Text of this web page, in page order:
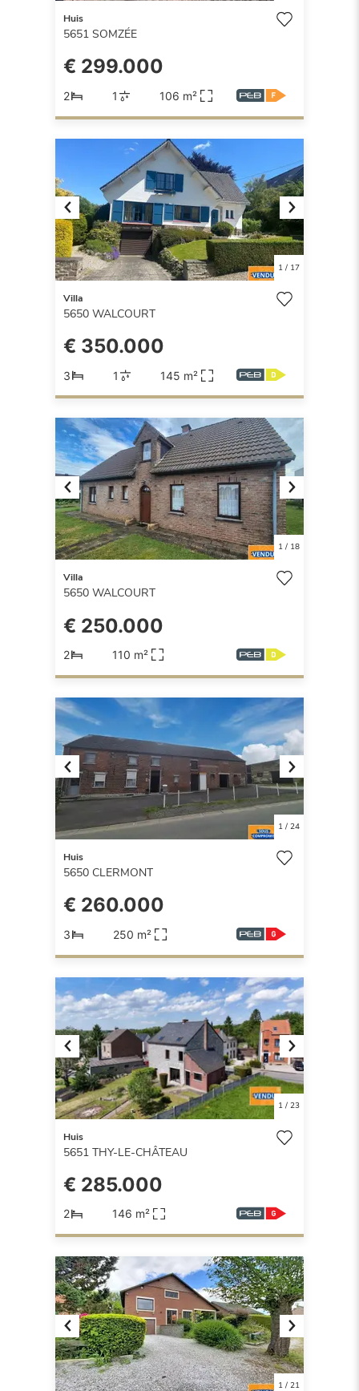
Huis
5651 SOMZÉE
€ 299.000
2 1 106 m²
Previous Next
1/ 17
Villa
5650 WALCOURT
€ 350.000
3 1 145 m²
Previous Next
1/ 18
Villa
5650 WALCOURT
€ 250.000
2 110 m²
Previous Next
1/ 24
Huis
5650 CLERMONT
€ 260.000
3 250 m²
Previous Next
1/ 23
Huis
5651 THY-LE-CHÂTEAU
€ 285.000
2 146 m²
Previous Next
1/ 21